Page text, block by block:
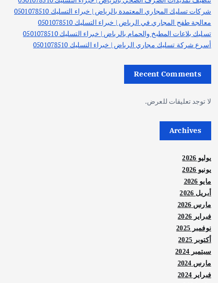
شركات تسليك المجاري المعتمدة بالرياض | خبراء التسليك 0501078510
معالجة طفح المجاري في الرياض | خبراء التسليك 0501078510
تسليك بلاعات المطبخ والحمام بالرياض | خبراء التسليك 0501078510
أسرع شركة تسليك مجاري الرياض | خبراء التسليك 0501078510
Recent Comments
لا توجد تعليقات للعرض.
Archives
يوليو 2026
يونيو 2026
مايو 2026
أبريل 2026
مارس 2026
فبراير 2026
نوفمبر 2025
أكتوبر 2025
سبتمبر 2024
مارس 2024
فبراير 2024